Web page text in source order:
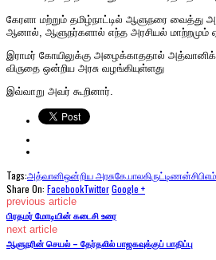
கேரளா மற்றும் தமிழ்நாட்டில் ஆளுநரை வைத்து
ஆனால், ஆளுநர்களால் எந்த அரசியல் மாற்றமும்
இராமர் கோயிலுக்கு அழைக்காததால்
விருதை ஒன்றிய அரசு வழங்கியுள்ளது
இவ்வாறு அவர் கூறினார்.
Tags:அத்வானிஒன்றிய அரசுகே.பாலகிருட்டிணன்சிபிஎம்
Share On: FacebookTwitterGoogle +
previous article
பிரதமர் மோடியின் கடைசி உரை
next article
ஆளுநரின் செயல் – தேர்தலில் பாஜகவுக்குப் பாதிப்பு